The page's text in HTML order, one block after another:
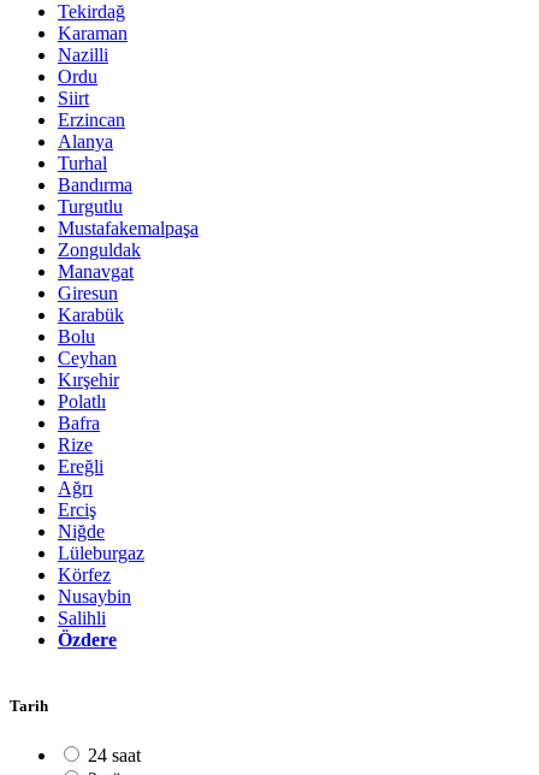
Tekirdağ
Karaman
Nazilli
Ordu
Siirt
Erzincan
Alanya
Turhal
Bandırma
Turgutlu
Mustafakemalpaşa
Zonguldak
Manavgat
Giresun
Karabük
Bolu
Ceyhan
Kırşehir
Polatlı
Bafra
Rize
Ereğli
Ağrı
Erciş
Niğde
Lüleburgaz
Körfez
Nusaybin
Salihli
Özdere
Tarih
24 saat